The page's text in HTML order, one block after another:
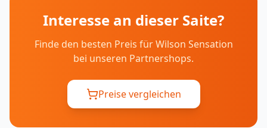
Interesse an dieser Saite?
Finde den besten Preis fürWilson Sensation
bei unseren Partnershops.
Preise vergleichen